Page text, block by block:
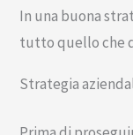
In una buona
tutto quello che
Strategia